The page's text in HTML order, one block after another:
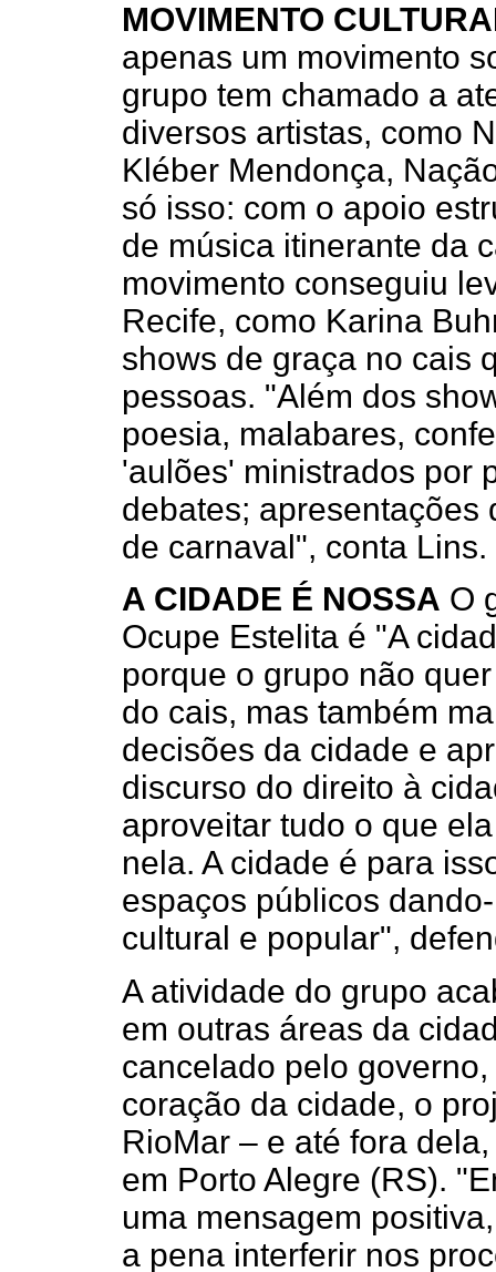
MOVIMENTO
apenas um movimento
grupo tem chamado a
diversos artistas, como
Kléber Mendonça,
só isso: com o apoio
de música itinerante da
movimento conseguiu
Recife, como Karina
shows de graça no cais
pessoas. "Além dos
poesia, malabares,
'aulões' ministrados por
debates; apresentações
de carnaval", conta Lins.
A CIDADE É NOSSA O
Ocupe Estelita é "A
porque o grupo não
do cais, mas também
decisões da cidade e
discurso do direito à
aproveitar tudo o que
nela. A cidade é para
espaços públicos
cultural e popular",
A atividade do grupo
em outras áreas da
cancelado pelo
coração da cidade, o
RioMar – e até fora
em Porto Alegre (RS).
uma mensagem
a pena interferir nos